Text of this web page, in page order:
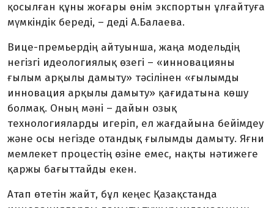
қосылған құны жоғары өнім экспортын ұлғайтуға
мүмкіндік береді, – деді А.Балаева.
Вице-премьердің айтуынша, жаңа модельдің
негізгі идеологиялық өзегі – «инновацияны
ғылым арқылы дамыту» тәсілінен «ғылымды
инновация арқылы дамыту» қағидатына көшу
болмақ. Оның мәні – дайын озық
технологияларды игеріп, ел жағдайына бейімдеу
және осы негізде отандық ғылымды дамыту. Яғни
мемлекет процестің өзіне емес, нақты нәтижеге
қаржы бағыттайды екен.
Атап өтетін жайт, бұл кеңес Қазақстанда